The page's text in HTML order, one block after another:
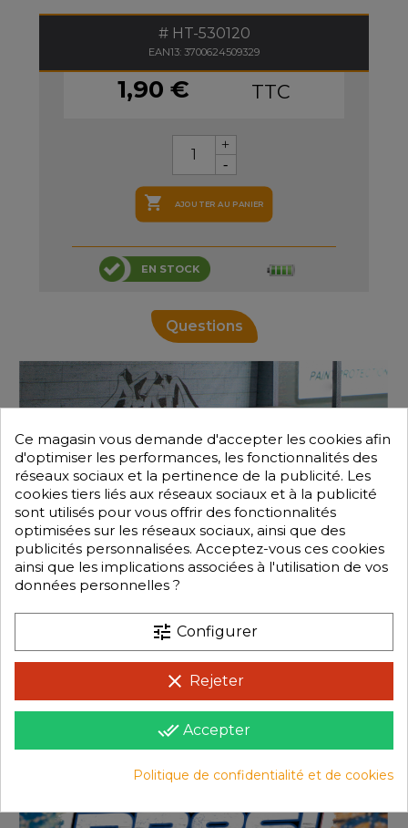
HT-530120
EAN13: 3700624509329
1,90 € TTC
 AJOUTER AU PANIER
EN STOCK
Questions
Ce magasin vous demande d'accepter les cookies afin
d'optimiser les performances, les fonctionnalités des
réseaux sociaux et la pertinence de la publicité. Les
cookies tiers liés aux réseaux sociaux et à la publicité
sont utilisés pour vous offrir des fonctionnalités
optimisées sur les réseaux sociaux, ainsi que des
publicités personnalisées. Acceptez-vous ces cookies
ainsi que les implications associées à l'utilisation de vos
données personnelles ?
tune Configurer
clear Rejeter
done_all Accepter
Politique de confidentialité et de cookies